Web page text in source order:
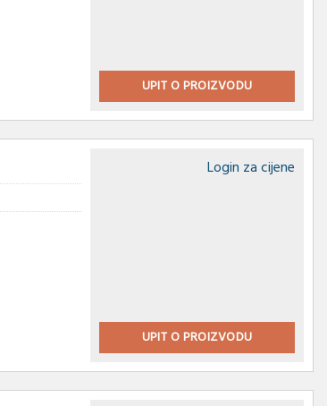
UPIT O PROIZVODU
Login za cijene
UPIT O PROIZVODU